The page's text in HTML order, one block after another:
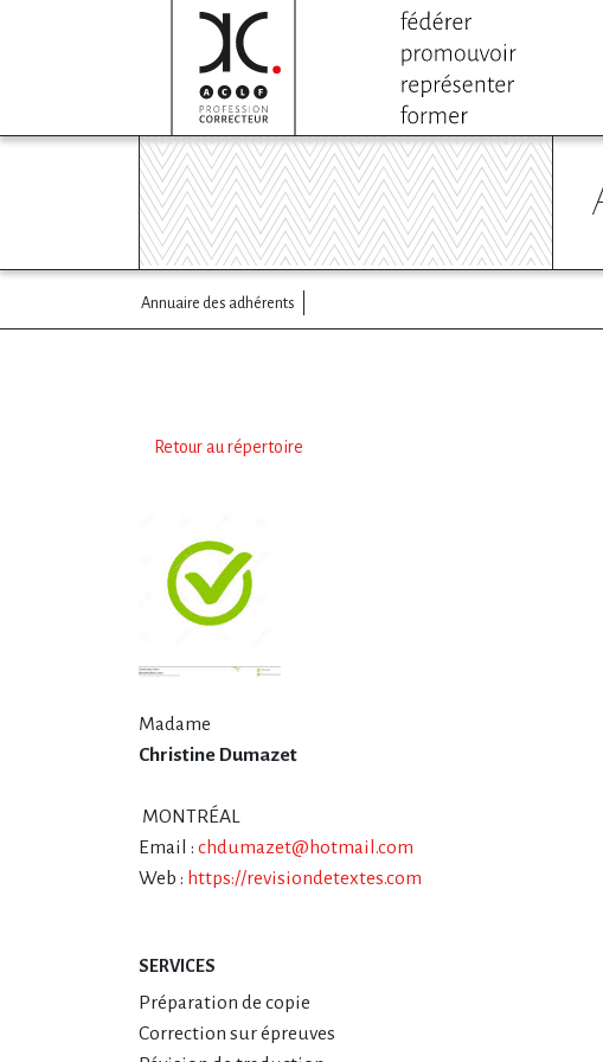
Annuaire des adhérents
Retour au répertoire
Madame
Christine Dumazet
MONTRÉAL
Email : chdumazet@hotmail.com
Web : https://revisiondetextes.com
SERVICES
Préparation de copie
Correction sur épreuves